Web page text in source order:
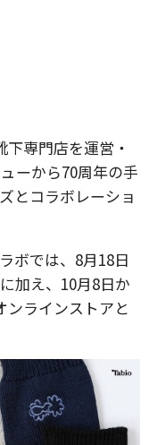
専門店を運営・
ーから70周年の手
とコラボレーショ
ボでは、8月18日
加え、10月8日か
ンラインストアと